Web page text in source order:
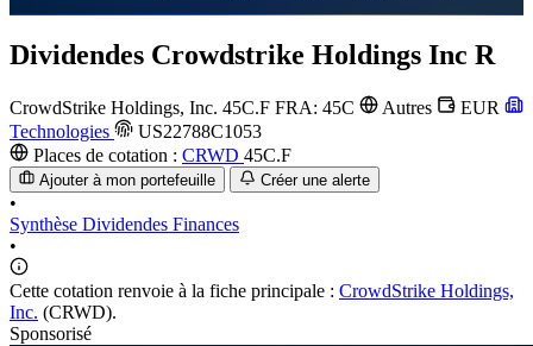
Dividendes Crowdstrike Holdings Inc R
CrowdStrike Holdings, Inc. 45C.F FRA: 45C Autres
EUR
Technologies
US22788C1053
Places de cotation : CRWD 45C.F
Ajouter à mon portefeuille Créer une alerte
•
Synthèse Dividendes Finances
•
Cette cotation renvoie à la fiche principale : CrowdStrike Holdings,
Inc. (CRWD).
Sponsorisé